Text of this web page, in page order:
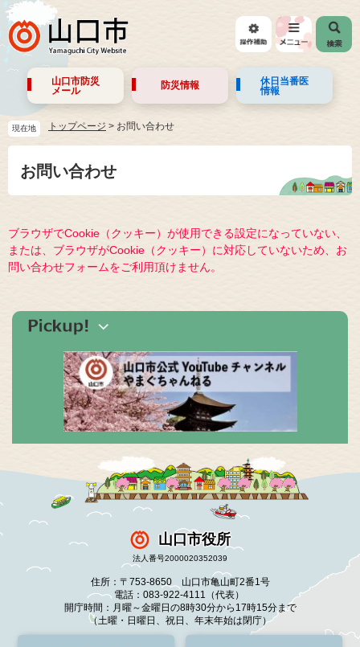
山口市防災
メール
防災情報
休日当番医
情報
現在地 トップページ > お問い合わせ
お問い合わせ
ブラウザでCookie（クッキー）が使用できる設定になっていない、
または、ブラウザがCookie（クッキー）に対応していないため、お
問い合わせフォームをご利用頂けません。
山口市役所
法人番号2000020352039
住所：〒753-8650 山口市亀山町2番1号
電話：083-922-4111（代表）
開庁時間：月曜～金曜日の8時30分から17時15分まで
（土曜・日曜日、祝日、年末年始は閉庁）